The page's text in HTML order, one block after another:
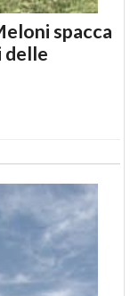
spacca
delle